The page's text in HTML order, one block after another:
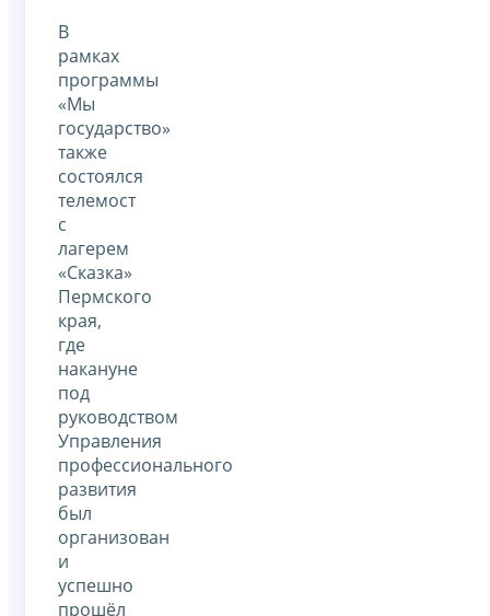
В
рамках
программы
«Мы
государство»
также
состоялся
телемост
с
лагерем
«Сказка»
Пермского
края,
где
накануне
под
руководством
Управления
профессионального
развития
был
организован
и
успешно
прошёл